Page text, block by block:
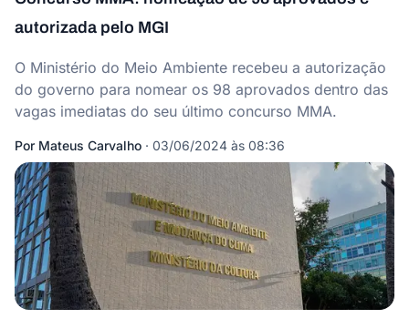
autorizada pelo MGI
O Ministério do Meio Ambiente recebeu a autorização
do governo para nomear os 98 aprovados dentro das
vagas imediatas do seu último concurso MMA.
Por Mateus Carvalho · 03/06/2024 às 08:36